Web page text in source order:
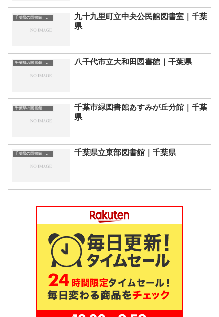
千葉県の図書館｜勉強できる場所
九十九里町立中央公民館図書室｜千葉
県
千葉県の図書館｜勉強できる場所 八千代市立大和田図書館｜千葉県
千葉県の図書館｜勉強できる場所
千葉市緑図書館あすみが丘分館｜千葉
県
千葉県立東部図書館｜千葉県